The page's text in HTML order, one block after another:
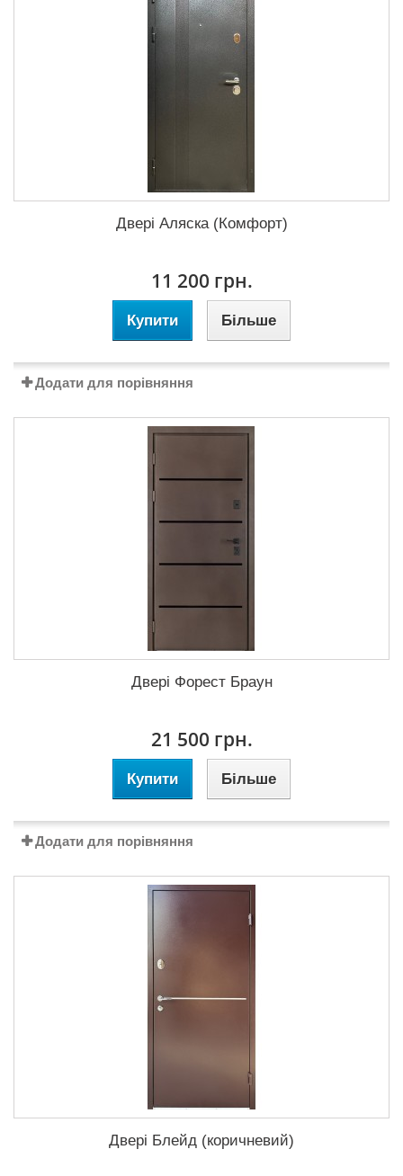
Двері Аляска (Комфорт)
11 200 грн.
Купити Більше
Додати для порівняння
Двері Форест Браун
21 500 грн.
Купити Більше
Додати для порівняння
Двері Блейд (коричневий)